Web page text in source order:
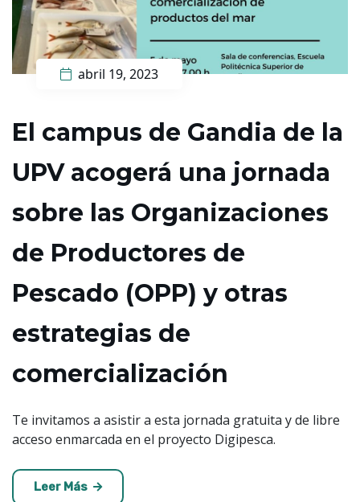
abril 19, 2023
El campus de Gandia de la
UPV acogerá una jornada ​
sobre las Organizaciones
de Productores de
Pescado (OPP) y otras
estrategias de
comercialización
Te invitamos a asistir a esta jornada gratuita y de libre
acceso enmarcada en el proyecto Digipesca.
Leer Más